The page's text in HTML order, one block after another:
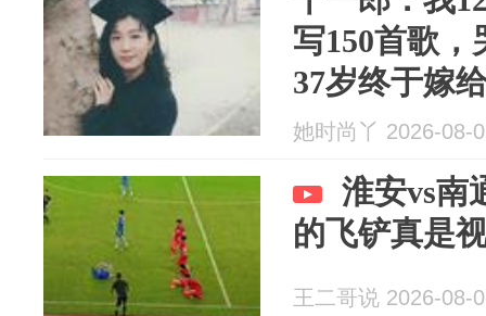
写150首歌
37岁终于嫁
她时尚丫 2026-08-
淮安vs南
的飞铲真是
王二哥说 2026-08-